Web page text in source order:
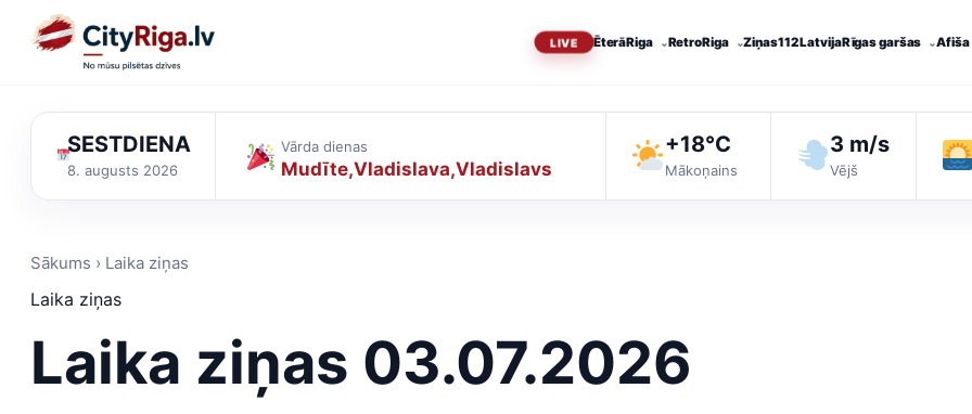
ĒterāRiga RetroRiga Ziņas112 LatvijaRīgas garšas Afiša
SESTDIENA
8. augusts 2026
Vārda dienas
Mudīte Vladislava Vladislavs
+18°C
Mākoņains
3 m/s
Vējš
Sākums › Laika ziņas
Laika ziņas
Laika ziņas 03.07.2026